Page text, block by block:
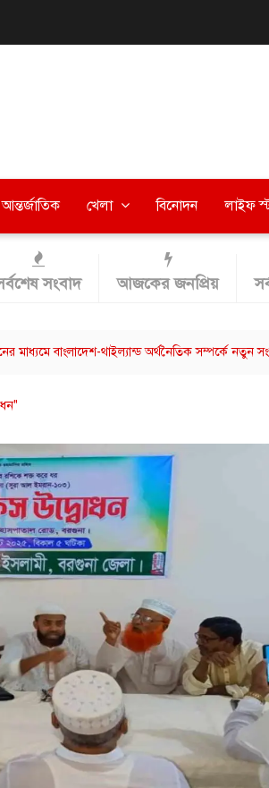
আন্তর্জাতিক খেলা বিনোদন লাইফ
সংবাদ আজকের জনপ্রিয়
থাইল্যান্ড অর্থনৈতিক সম্পর্কে নতুন সংযোগ